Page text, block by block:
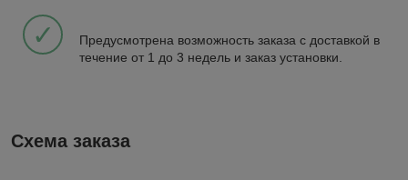
✓
Предусмотрена возможность заказа с доставкой в
течение от 1 до 3 недель и заказ установки.
Схема заказа